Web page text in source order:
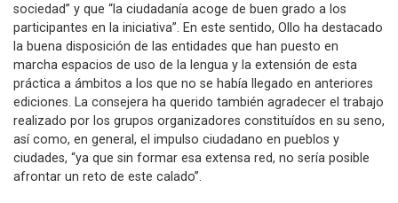
sociedad” y que “la ciudadanía acoge de buen grado a los
participantes en la iniciativa”. En este sentido, Ollo ha destacado
la buena disposición de las entidades que han puesto en
marcha espacios de uso de la lengua y la extensión de esta
práctica a ámbitos a los que no se había llegado en anteriores
ediciones. La consejera ha querido también agradecer el trabajo
realizado por los grupos organizadores constituídos en su seno,
así como, en general, el impulso ciudadano en pueblos y
ciudades, “ya que sin formar esa extensa red, no sería posible
afrontar un reto de este calado”.